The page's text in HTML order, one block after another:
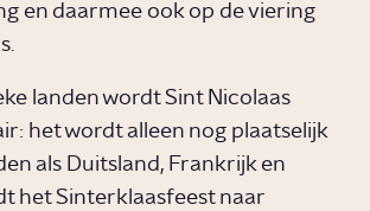
en daarmee ook op de viering
landen wordt Sint Nicolaas
het wordt alleen nog plaatselijk
als Duitsland, Frankrijk en
het Sinterklaasfeest naar